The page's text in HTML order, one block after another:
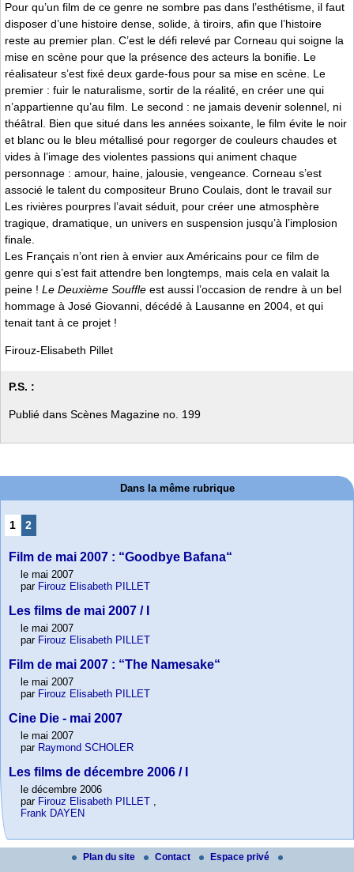
Pour qu’un film de ce genre ne sombre pas dans l’esthétisme, il faut
disposer d’une histoire dense, solide, à tiroirs, afin que l’histoire
reste au premier plan. C’est le défi relevé par Corneau qui soigne la
mise en scène pour que la présence des acteurs la bonifie. Le
réalisateur s’est fixé deux garde-fous pour sa mise en scène. Le
premier : fuir le naturalisme, sortir de la réalité, en créer une qui
n’appartienne qu’au film. Le second : ne jamais devenir solennel, ni
théâtral. Bien que situé dans les années soixante, le film évite le noir
et blanc ou le bleu métallisé pour regorger de couleurs chaudes et
vides à l’image des violentes passions qui animent chaque
personnage : amour, haine, jalousie, vengeance. Corneau s’est
associé le talent du compositeur Bruno Coulais, dont le travail sur
Les rivières pourpres l’avait séduit, pour créer une atmosphère
tragique, dramatique, un univers en suspension jusqu’à l’implosion
finale.
Les Français n’ont rien à envier aux Américains pour ce film de
genre qui s’est fait attendre ben longtemps, mais cela en valait la
peine ! Le Deuxième Souffle est aussi l’occasion de rendre à un bel
hommage à José Giovanni, décédé à Lausanne en 2004, et qui
tenait tant à ce projet !
Firouz-Elisabeth Pillet
P.S. :
Publié dans Scènes Magazine no. 199
Dans la même rubrique
1 2
Film de mai 2007 : “Goodbye Bafana“
le mai 2007
par Firouz Elisabeth PILLET
Les films de mai 2007 / I
le mai 2007
par Firouz Elisabeth PILLET
Film de mai 2007 : “The Namesake“
le mai 2007
par Firouz Elisabeth PILLET
Cine Die - mai 2007
le mai 2007
par Raymond SCHOLER
Les films de décembre 2006 / I
le décembre 2006
par Firouz Elisabeth PILLET
Frank DAYEN
Plan du site Contact Espace privé